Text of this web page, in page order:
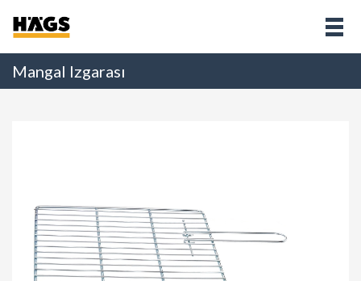
Mangal Izgarası